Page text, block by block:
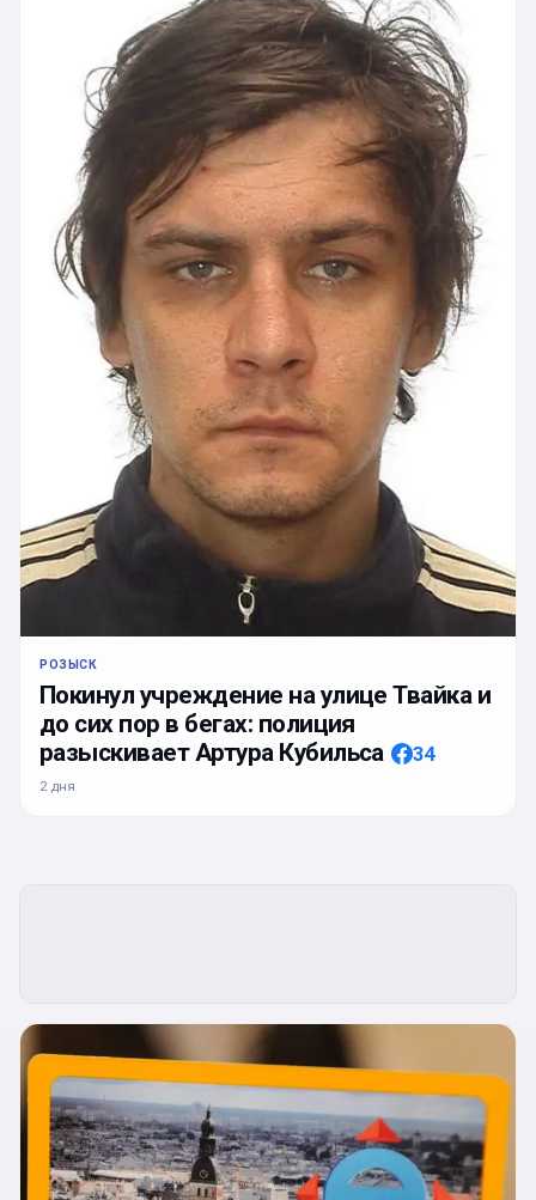
РОЗЫСК
Покинул учреждение на улице Твайка и
до сих пор в бегах: полиция
разыскивает Артура Кубильса
34
2 дня